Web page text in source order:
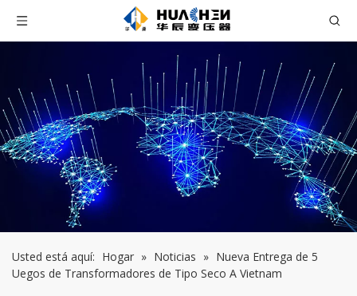
Usted está aquí: Hogar » Noticias » Nueva Entrega de 5
Uegos de Transformadores de Tipo Seco A Vietnam